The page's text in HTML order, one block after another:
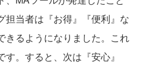
担当者は『お得』『便利』な
きるようになりました。これ
。すると、次は『安心』